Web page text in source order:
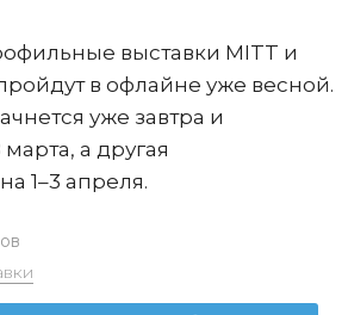
выставки MITT и
в офлайне уже весной.
уже завтра и
а другая
1–3 апреля.